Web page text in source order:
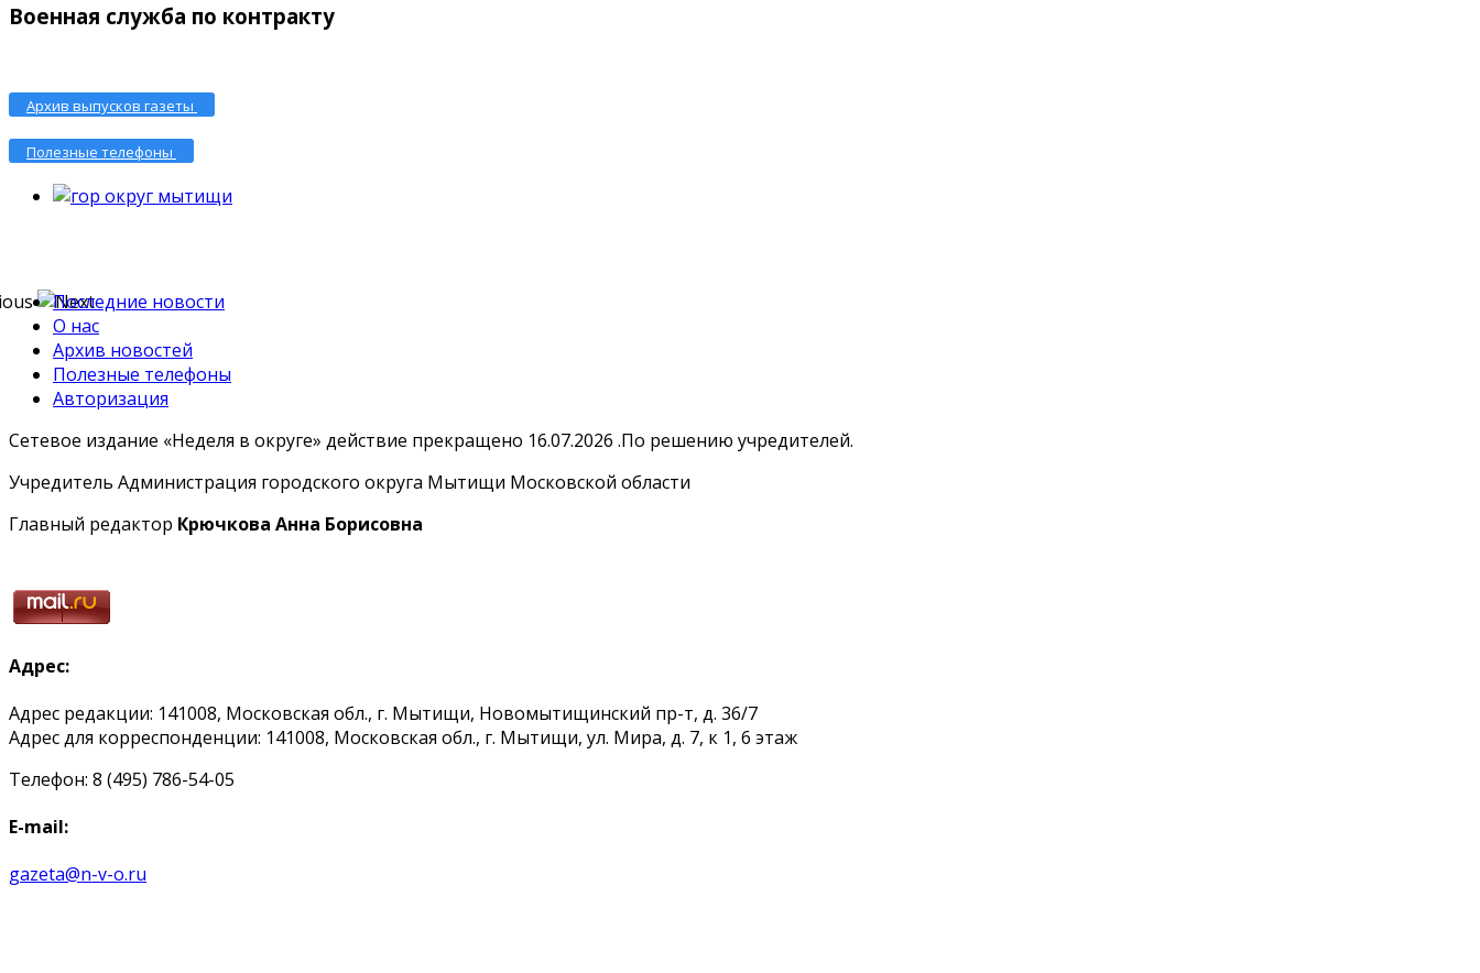
Военная служба по контракту
Архив выпусков газеты
Полезные телефоны
Последние новости
О нас
Архив новостей
Полезные телефоны
Авторизация
Сетевое издание «Неделя в округе» действие прекращено 16.07.2026 .По решению учредителей.
Учредитель Администрация городского округа Мытищи Московской области
Главный редактор Крючкова Анна Борисовна
Адрес:
Адрес редакции: 141008, Московская обл., г. Мытищи, Новомытищинский пр-т, д. 36/7
Адрес для корреспонденции: 141008, Московская обл., г. Мытищи, ул. Мира, д. 7, к 1, 6 этаж
Телефон: 8 (495) 786-54-05
E-mail:
gazeta@n-v-o.ru